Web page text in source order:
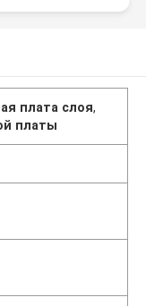
плата слоя,
платы